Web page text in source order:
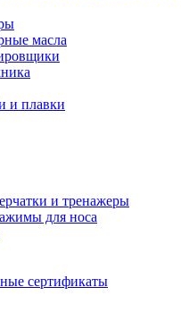
масла
и плавки
и тренажеры
для носа
сертификаты